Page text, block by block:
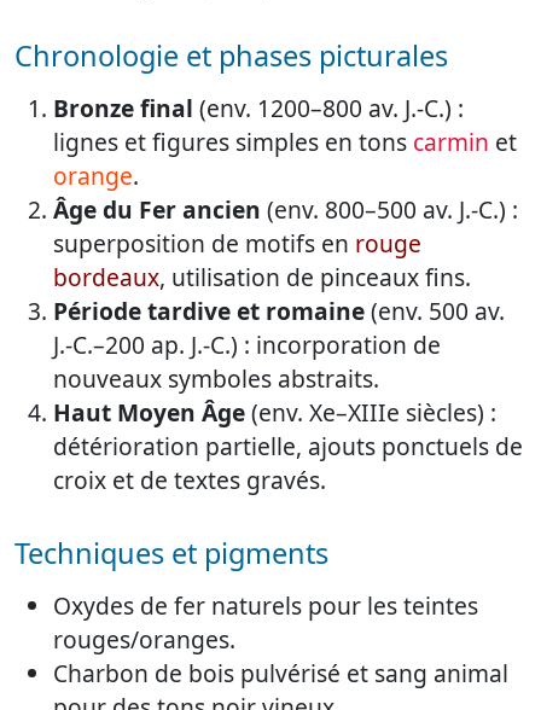
Chronologie et phases picturales
Bronze final (env. 1200–800 av. J.-C.) :
lignes et figures simples en tons carmin et
orange.
Âge du Fer ancien (env. 800–500 av. J.-C.) :
superposition de motifs en rouge
bordeaux, utilisation de pinceaux fins.
Période tardive et romaine(env. 500 av.
J.-C.–200 ap. J.-C.) : incorporation de
nouveaux symboles abstraits.
Haut Moyen Âge(env. Xe–XIIIe siècles) :
détérioration partielle, ajouts ponctuels de
croix et de textes gravés.
Techniques et pigments
Oxydes de fer naturels pour les teintes
rouges/oranges.
Charbon de bois pulvérisé et sang animal